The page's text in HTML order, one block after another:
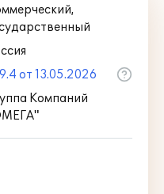
«Омега:
1, 5 или 10
СЛК;
и
от 13.05.2026
Компаний